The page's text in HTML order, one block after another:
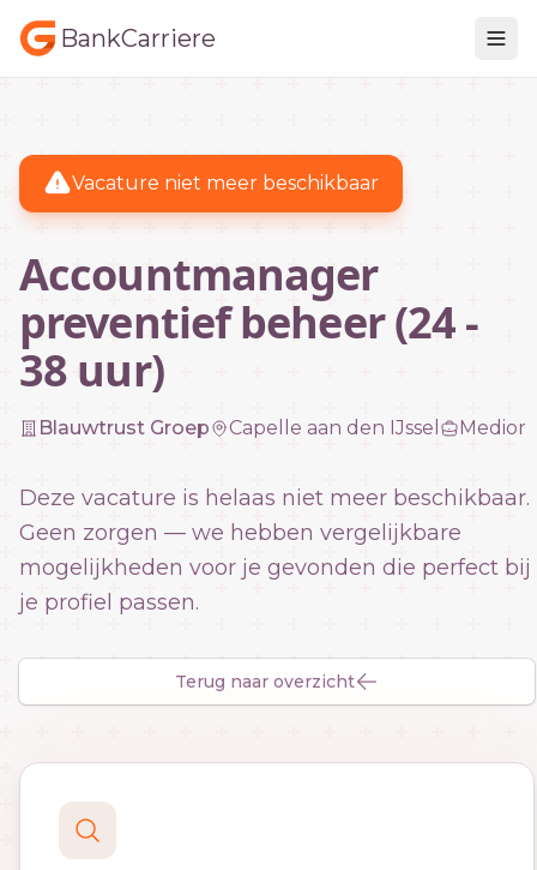
BankCarriere
Vacature niet meer beschikbaar
Accountmanager
preventief beheer (24 -
38 uur)
Blauwtrust Groep Capelle aan den IJssel Medior
Deze vacature is helaas niet meer beschikbaar.
Geen zorgen — we hebben vergelijkbare
mogelijkheden voor je gevonden die perfect bij
je profiel passen.
Terug naar overzicht